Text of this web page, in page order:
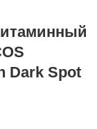
влияния
коже
цвет лица;
Dark Spot